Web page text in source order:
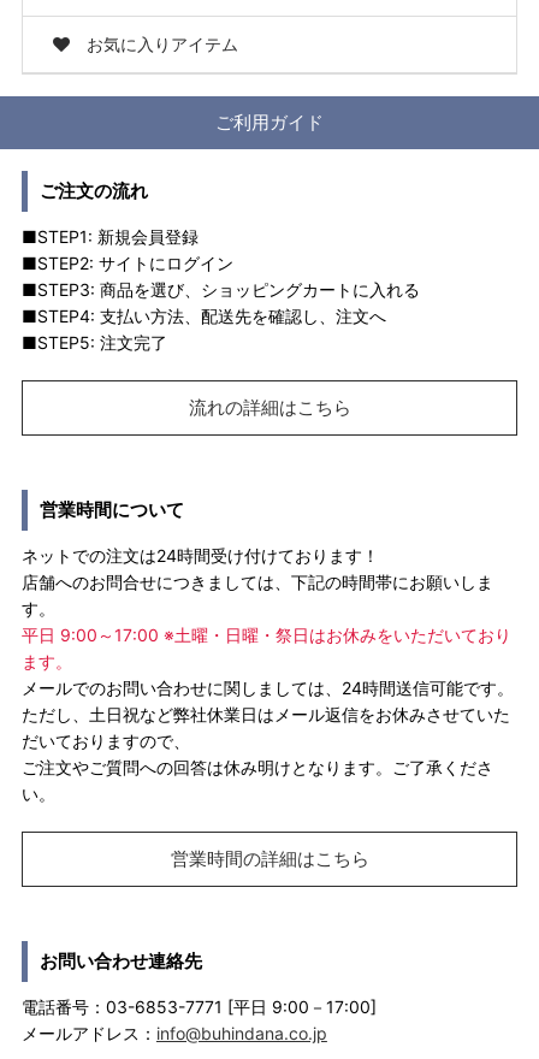
お気に入りアイテム
ご利用ガイド
ご注文の流れ
■STEP1: 新規会員登録
■STEP2: サイトにログイン
■STEP3: 商品を選び、ショッピングカートに入れる
■STEP4: 支払い方法、配送先を確認し、注文へ
■STEP5: 注文完了
流れの詳細はこちら
営業時間について
ネットでの注文は24時間受け付けております！
店舗へのお問合せにつきましては、下記の時間帯にお願いしま
す。
平日 9:00～17:00 ※土曜・日曜・祭日はお休みをいただいており
ます。
メールでのお問い合わせに関しましては、24時間送信可能です。
ただし、土日祝など弊社休業日はメール返信をお休みさせていた
だいておりますので、
ご注文やご質問への回答は休み明けとなります。ご了承くださ
い。
営業時間の詳細はこちら
お問い合わせ連絡先
電話番号：03-6853-7771 [平日 9:00－17:00]
メールアドレス： info@buhindana.co.jp